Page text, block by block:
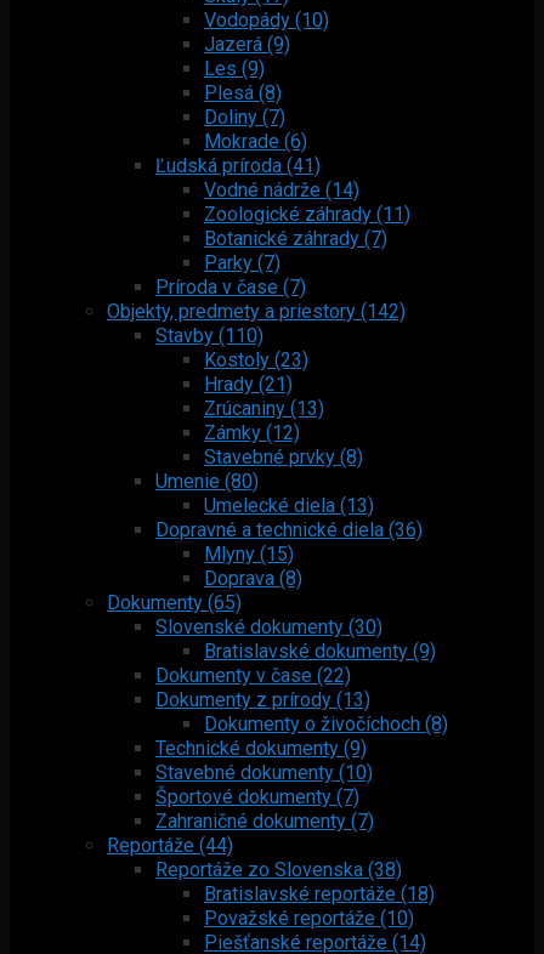
Vodopády (10)
Jazerá (9)
Les (9)
Plesá (8)
Doliny (7)
Mokrade (6)
Ľudská príroda (41)
Vodné nádrže (14)
Zoologické záhrady (11)
Botanické záhrady (7)
Parky (7)
Príroda v čase (7)
Objekty, predmety a priestory (142)
Stavby (110)
Kostoly (23)
Hrady (21)
Zrúcaniny (13)
Zámky (12)
Stavebné prvky (8)
Umenie (80)
Umelecké diela (13)
Dopravné a technické diela (36)
Mlyny (15)
Doprava (8)
Dokumenty (65)
Slovenské dokumenty (30)
Bratislavské dokumenty (9)
Dokumenty v čase (22)
Dokumenty z prírody (13)
Dokumenty o živočíchoch (8)
Technické dokumenty (9)
Stavebné dokumenty (10)
Športové dokumenty (7)
Zahraničné dokumenty (7)
Reportáže (44)
Reportáže zo Slovenska (38)
Bratislavské reportáže (18)
Považské reportáže (10)
Piešťanské reportáže (14)